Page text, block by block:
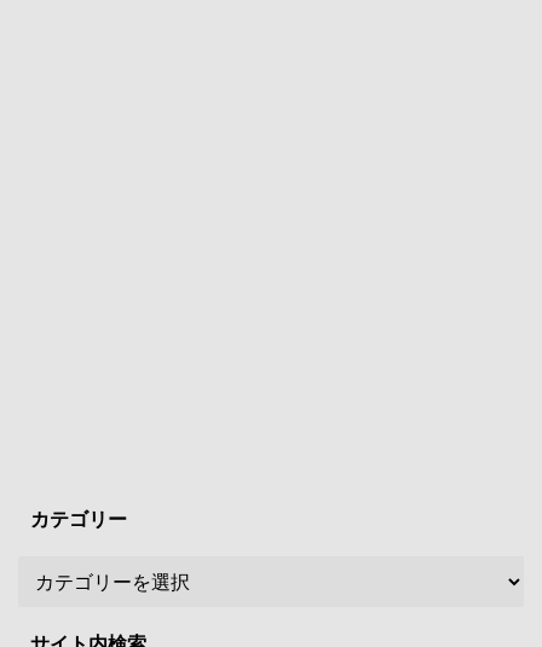
カテゴリー